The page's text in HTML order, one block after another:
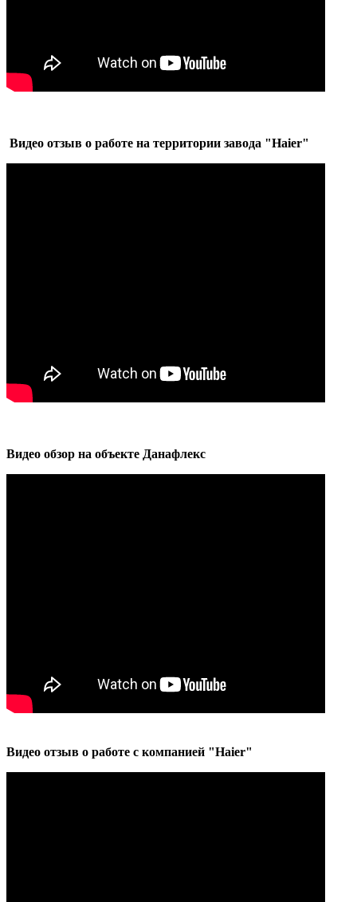
Видео отзыв о работе на территории завода "Haier"
Видео обзор на объекте Данафлекс
Видео отзыв о работе с компанией "Haier"